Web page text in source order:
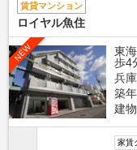
賃貸マンション
ロイヤル魚住
NEW
東
歩4
兵
築
建
家賃